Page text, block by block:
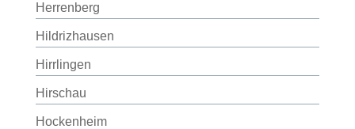
Herrenberg
Hildrizhausen
Hirrlingen
Hirschau
Hockenheim